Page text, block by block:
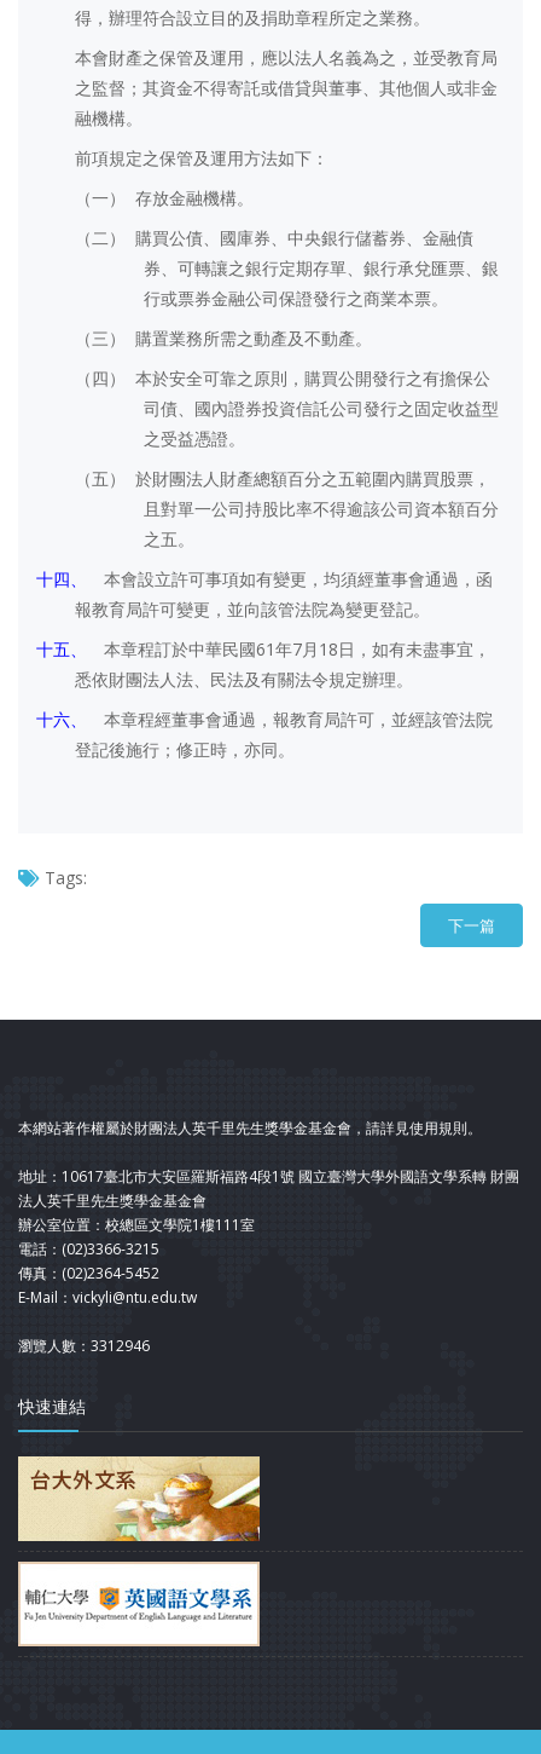
得，辦理符合設立目的及捐助章程所定之業務。
本會財產之保管及運用，應以法人名義為之，並受教育局
之監督；其資金不得寄託或借貸與董事、其他個人或非金
融機構。
前項規定之保管及運用方法如下：
（一） 存放金融機構。
（二）
購買公債、國庫券、中央銀行儲蓄券、金融債
券、可轉讓之銀行定期存單、銀行承兌匯票、銀
行或票券金融公司保證發行之商業本票。
（三） 購置業務所需之動產及不動產。
（四）
本於安全可靠之原則，購買公開發行之有擔保公
司債、國內證券投資信託公司發行之固定收益型
之受益憑證。
（五）
於財團法人財產總額百分之五範圍內購買股票，
且對單一公司持股比率不得逾該公司資本額百分
之五。
十四、
本會設立許可事項如有變更，均須經董事會通過，函
報教育局許可變更，並向該管法院為變更登記。
十五、 本章程訂於中華民國61 年7 月 18 日，如有未盡事宜，
悉依財團法人法、民法及有關法令規定辦理。
十六、
本章程經董事會通過，報教育局許可，並經該管法院
登記後施行；修正時，亦同。
Tags:
下一篇
本網站著作權屬於財團法人英千里先生獎學金基金會，請詳見使用規則。
地址：10617臺北市大安區羅斯福路4段1號 國立臺灣大學外國語文學系轉 財團
法人英千里先生獎學金基金會
辦公室位置：校總區文學院1樓111室
電話：(02)3366-3215
傳真：(02)2364-5452
E-Mail：vickyli@ntu.edu.tw
瀏覽人數：3312946
快速連結